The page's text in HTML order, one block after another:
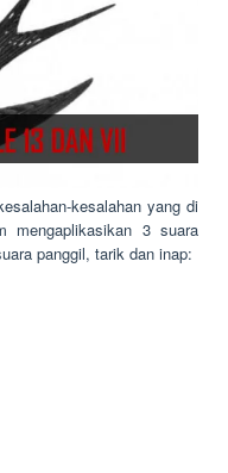
kesalahan yang di
mengaplikasikan 3 suara
panggil, tarik dan inap: